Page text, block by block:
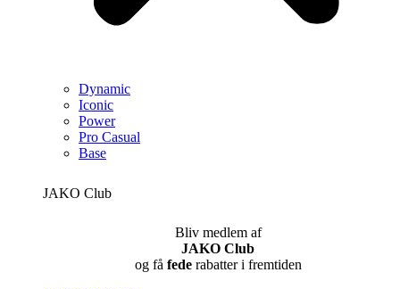
Dynamic
Iconic
Power
Pro Casual
Base
JAKO Club
Bliv medlem af
JAKO Club
og få federabatter i fremtiden